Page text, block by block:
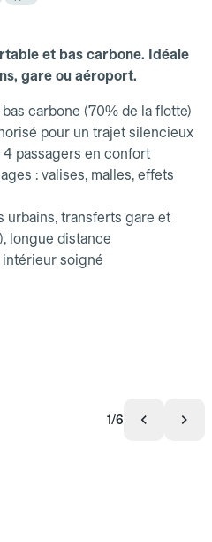
et bas carbone. Idéale
gare ou aéroport.
carbone (70% de la flotte)
pour un trajet silencieux
passagers en confort
: valises, malles, effets
urbains, transferts gare et
longue distance
soigné
1/6